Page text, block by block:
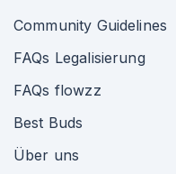
Community Guidelines
FAQs Legalisierung
FAQs flowzz
Best Buds
Über uns